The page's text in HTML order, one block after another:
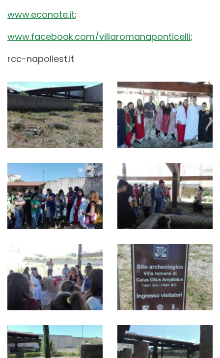
www.econote.it;
www.facebook.com/villaromanaponticelli;
rcc-napoliest.it